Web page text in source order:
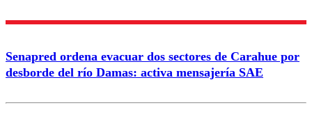
Senapred ordena evacuar dos sectores de Carahue por
desborde del río Damas: activa mensajería SAE